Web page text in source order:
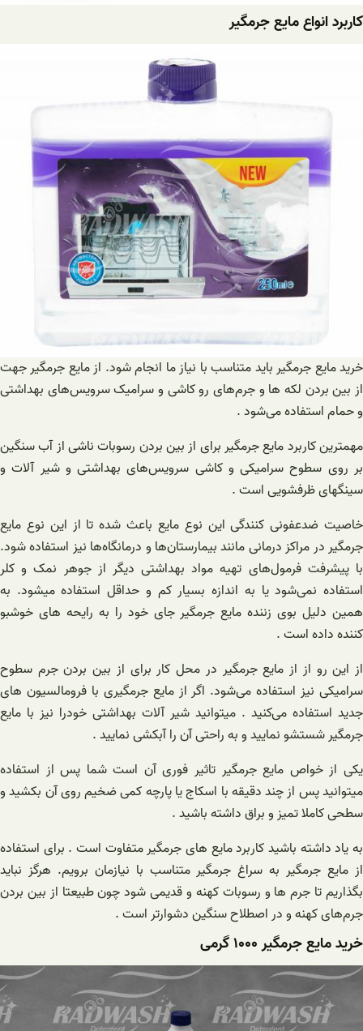
کاربرد انواع مایع جرمگیر
خرید مایع جرمگیر باید متناسب با نیاز ما انجام شود. از مایع جرمگیر جهت
از بین بردن لکه ها و جرم‌های رو کاشی و سرامیک سرویس‌های بهداشتی
و حمام استفاده می‌شود .
مهمترین کاربرد مایع جرمگیر برای از بین بردن رسوبات ناشی از آب سنگین
بر روی سطوح سرامیکی و کاشی سرویس‌های بهداشتی و شیر آلات و
سینگهای ظرفشویی است .
خاصیت ضدعفونی کنندگی این نوع مایع باعث شده تا از این نوع مایع
جرمگیر در مراکز درمانی مانند بیمارستان‌ها و درمانگاه‌ها نیز استفاده شود.
با پیشرفت فرمول‌های تهیه مواد بهداشتی دیگر از جوهر نمک و کلر
استفاده نمی‌شود یا به اندازه بسیار کم و حداقل استفاده میشود. به
همین دلیل بوی زننده مایع جرمگیر جای خود را به رایحه های خوشبو
کننده داده است .
از این رو از از مایع جرمگیر در محل کار برای از بین بردن جرم سطوح
سرامیکی نیز استفاده می‌شود. اگر از مایع جرمگیری با فرومالسیون های
جدید استفاده می‌کنید . میتوانید شیر آلات بهداشتی خودرا نیز با مایع
جرمگیر شستشو نمایید و به راحتی آن را آبکشی نمایید .
یکی از خواص مایع جرمگیر تاثیر فوری آن است شما پس از استفاده
میتوانید پس از چند دقیقه با اسکاج یا پارچه کمی ضخیم روی آن بکشید و
سطحی کاملا تمیز و براق داشته باشید .
به یاد داشته باشید کاربرد مایع های جرمگیر متفاوت است . برای استفاده
از مایع جرمگیر به سراغ جرمگیر متناسب با نیازمان برویم. هرگز نباید
بگذاریم تا جرم ها و رسوبات کهنه و قدیمی شود چون طبیعتا از بین بردن
جرم‌های کهنه و در اصطلاح سنگین دشوارتر است .
خرید مایع جرمگیر ۱۰۰۰ گرمی